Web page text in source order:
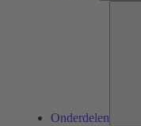
Onderdelen